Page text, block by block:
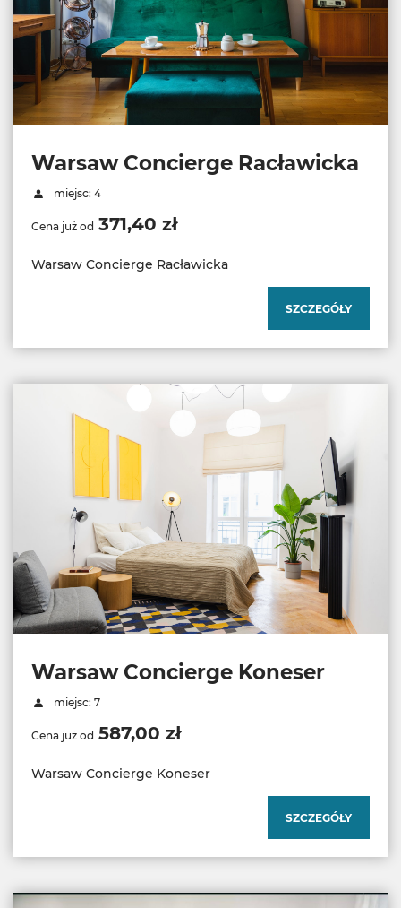
Warsaw Concierge Racławicka
miejsc: 4
Cena już od 371,40 zł
Warsaw Concierge Racławicka
SZCZEGÓŁY
Warsaw Concierge Koneser
miejsc: 7
Cena już od 587,00 zł
Warsaw Concierge Koneser
SZCZEGÓŁY